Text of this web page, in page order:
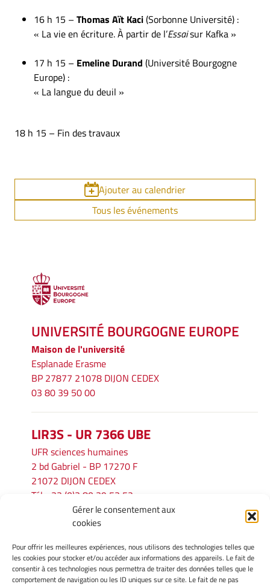
Gérer le consentement aux
cookies
Pour offrir les meilleures expériences, nous utilisons des technologies telles que
les cookies pour stocker et/ou accéder aux informations des appareils. Le fait de
consentir à ces technologies nous permettra de traiter des données telles que le
comportement de navigation ou les ID uniques sur ce site. Le fait de ne pas
16 h 15 – Thomas Aït Kaci(Sorbonne Université) :
« La vie en écriture. À partir de l’Essaisur Kafka »
17 h 15 – Emeline Durand (Université Bourgogne
Europe) :
« La langue du deuil »
18 h 15 – Fin des travaux
Ajouter au calendrier
Tous les événements
UNIVERSITÉ BOURGOGNE EUROPE
Maison de l'université
Esplanade Erasme
BP 27877 21078 DIJON CEDEX
03 80 39 50 00
LIR3S - UR 7366 UBE
UFR sciences humaines
2 bd Gabriel - BP 17270 F
21072 DIJON CEDEX
Tél. : 33 (0)3 80 39 53 52
lir3s@u-bourgogne.fr
INFORMATIONS LÉGALES
Mentions légales
Gérer mes cookies